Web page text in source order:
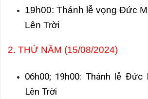
19h00: Thánh lễ vọng Đức
Lên Trời
2. THỨ NĂM (15/08/2024)
06h00; 19h00: Thánh lễ Đức
Lên Trời